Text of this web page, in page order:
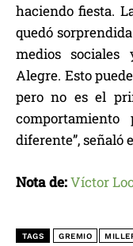
haciendo fiesta.
quedó
medios
Alegre. Esto
pero no es el
diferente”, señaló
Nota de:Víctor
TAGS GREMIO